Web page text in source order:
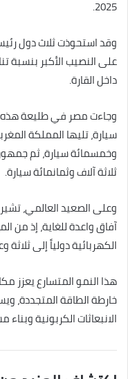
2025.
وقد استحوذت ثلاث دول
على النصيب الأكبر بنسبة
داخل القارة.
وجاءت مصر في طليعة هذه
سيارة، تليها المملكة
وخمسمائة سيارة، ثم
ثلاثة آلاف وثمانمائة سيارة.
وعلى الصعيد العالمي، تشير
آفاق واعدة للغاية، إذ من
الكهربائية دولياً إلى ثلاثة
هذا النمو المتسارع يعزز
خارطة الطاقة
الانبعاثات الكربونية